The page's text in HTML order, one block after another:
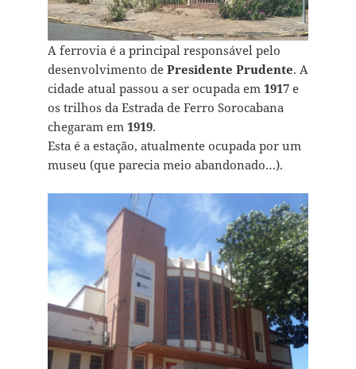
A ferrovia é a principal responsável pelo
desenvolvimento de Presidente Prudente. A
cidade atual passou a ser ocupada em 1917e
os trilhos da Estrada de Ferro Sorocabana
chegaram em 1919.
Esta é a estação, atualmente ocupada por um
museu (que parecia meio abandonado…).